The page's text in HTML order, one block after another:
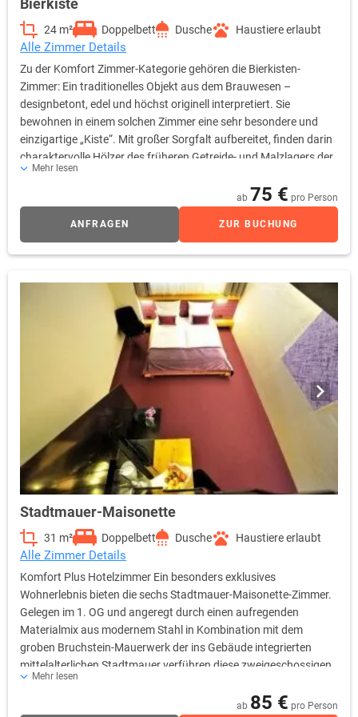
Bierkiste
24 m² Doppelbett Dusche Haustiere erlaubt
Alle Zimmer Details
Zu der Komfort Zimmer-Kategorie gehören die Bierkisten-
Zimmer: Ein traditionelles Objekt aus dem Brauwesen –
designbetont, edel und höchst originell interpretiert. Sie
bewohnen in einem solchen Zimmer eine sehr besondere und
einzigartige „Kiste“. Mit großer Sorgfalt aufbereitet, finden darin
charaktervolle Hölzer des früheren Getreide- und Malzlagers der
Brauerei Verwendung für die Wandverkleidung und den
Dielenboden. Ein weiteres Highlight ist die multifunktionale und
bildschöne Möbelskulptur, die Bett, Schrank und Sitzgruppe in
einem ist und zum Schlafen, Lesen, Arbeiten und Entspannen
einlädt. Der Raumeindruck ist überaus großzügig, da Bad und
ersten Blick erfassen Sie dieses reizende Raumkunstwerk bis
hinaus zur zugehörigen Loggia, welche das Bierkisten-Zimmer
ins Freie weitet und die Sicht auf ein benachbartes Baudenkmal,
den ehemaligen „Marchtaler Hof“ von 1492, freigibt. Bei aller
gestalterischen Phantasie erfüllen die Bierkisten-Zimmer
selbstverständlich sämtliche Standards der internationalen
Hotellerie. Als Gast verfügen Sie u.a. über eine regelbare
Klimaanlage, 40Zoll LCD-TV, Sky-free-to-Guest, kostenfreies
WLAN, Radio, Telefon, Safe, Wecker sowie eine Kaffee- und
Teestation.
Mehr lesen
ab 75 € pro Person
ANFRAGEN ZUR BUCHUNG
Stadtmauer-Maisonette
31 m² Doppelbett Dusche Haustiere erlaubt
Alle Zimmer Details
Komfort Plus Hotelzimmer Ein besonders exklusives
Wohnerlebnis bieten die sechs Stadtmauer-Maisonette-Zimmer.
Gelegen im 1. OG und angeregt durch einen aufregenden
Materialmix aus modernem Stahl in Kombination mit dem
groben Bruchstein-Mauerwerk der ins Gebäude integrierten
mittelalterlichen Stadtmauer verführen diese zweigeschossigen
Räume den Gast zu einer imaginären Zeitreise. Warmes Licht,
behagliche Stoffe und frische Accessoires balancieren die
Mehr lesen
ab 85 € pro Person